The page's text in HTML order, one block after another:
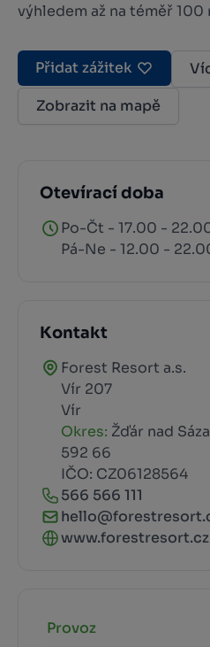
výhledem až na téměř 100
Přidat zážitek
Zobrazit na mapě
Otevírací doba
Po-Čt - 17.00 -
Pá-Ne - 12.00 -
Kontakt
Forest Resort a.s.
Vír 207
Vír
Okres: Žďár nad
592 66
IČO: CZ06128564
566 566 111
www.forestresort.cz
Provoz